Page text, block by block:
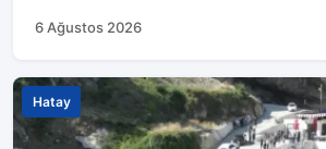
6 Ağustos 2026
Hatay